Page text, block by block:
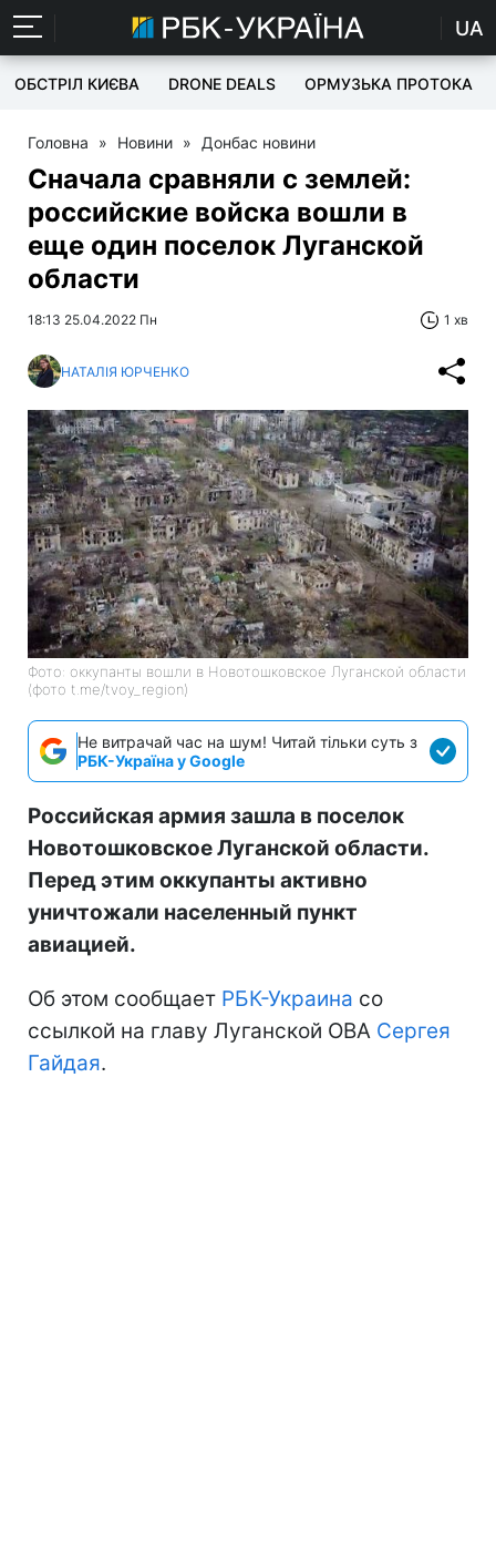
UA
ОБСТРІЛ КИЄВА DRONE DEALS ОРМУЗЬКА ПРОТОКА
Головна » Новини » Донбас новини
Сначала сравняли с землей:
российские войска вошли в
еще один поселок Луганской
области
18:13 25.04.2022 Пн 1 хв
НАТАЛІЯ ЮРЧЕНКО
Фото: оккупанты вошли в Новотошковское Луганской области
(фото t.me/tvoy_region)
Не витрачай час на шум! Читай тільки суть з
РБК-Україна у Google
Российская армия зашла в поселок
Новотошковское Луганской области.
Перед этим оккупанты активно
уничтожали населенный пункт
авиацией.
Об этом сообщает РБК-Украина со
ссылкой на главу Луганской ОВА Сергея
Гайдая.